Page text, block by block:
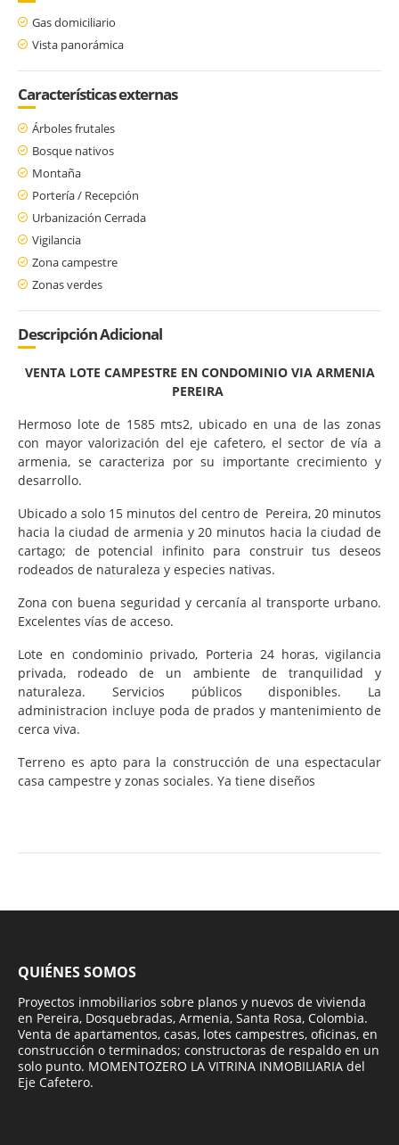
Gas domiciliario
Vista panorámica
Características externas
Árboles frutales
Bosque nativos
Montaña
Portería / Recepción
Urbanización Cerrada
Vigilancia
Zona campestre
Zonas verdes
Descripción Adicional
VENTA LOTE CAMPESTRE EN CONDOMINIO VIA ARMENIA
PEREIRA
Hermoso lote de 1585 mts2, ubicado en una de las zonas
con mayor valorización del eje cafetero, el sector de vía a
armenia, se caracteriza por su importante crecimiento y
desarrollo.
Ubicado a solo 15 minutos del centro de Pereira, 20 minutos
hacia la ciudad de armenia y 20 minutos hacia la ciudad de
cartago; de potencial infinito para construir tus deseos
rodeados de naturaleza y especies nativas.
Zona con buena seguridad y cercanía al transporte urbano.
Excelentes vías de acceso.
Lote en condominio privado, Porteria 24 horas, vigilancia
privada, rodeado de un ambiente de tranquilidad y
naturaleza. Servicios públicos disponibles. La
administracion ️incluye poda de prados y mantenimiento de
cerca viva.
Terreno es apto para la construcción de una espectacular
casa campestre y zonas sociales. Ya tiene diseños
QUIÉNES SOMOS
Proyectos inmobiliarios sobre planos y nuevos de vivienda
en Pereira, Dosquebradas, Armenia, Santa Rosa, Colombia.
Venta de apartamentos, casas, lotes campestres, oficinas, en
construcción o terminados; constructoras de respaldo en un
solo punto. MOMENTOZERO LA VITRINA INMOBILIARIA del
Eje Cafetero.